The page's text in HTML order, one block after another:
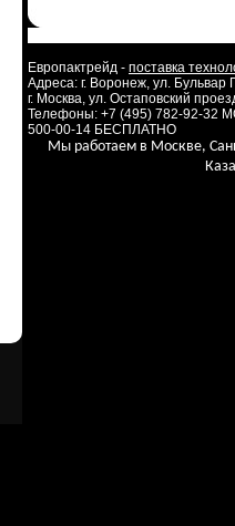
Европактрейд - поставка
Адреса: г. Воронеж, ул.
г. Москва, ул. Остаповский
Телефоны: +7 (495) 782-92-32
500-00-14 БЕСПЛАТНО
Мы работаем в Москве,